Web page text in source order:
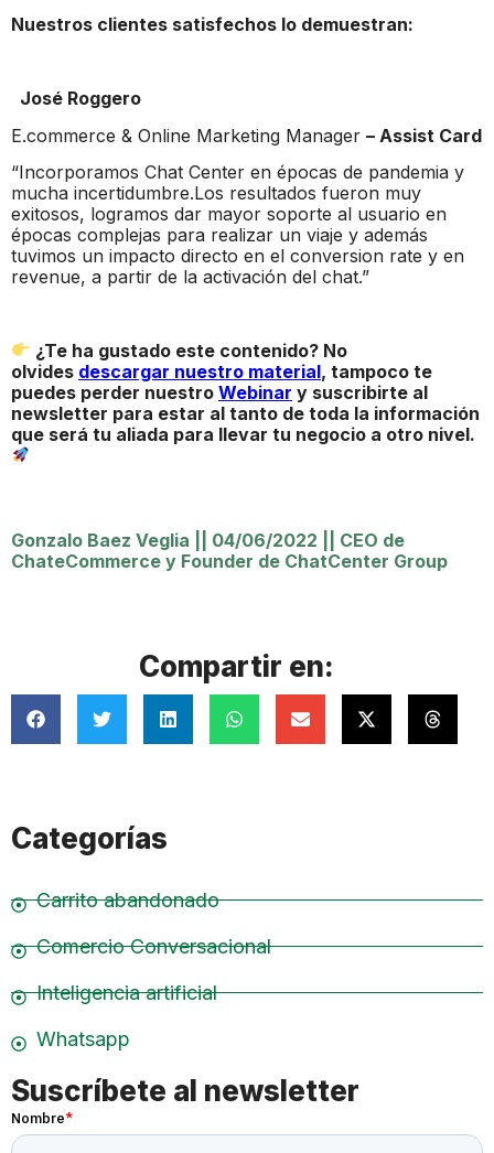
Nuestros clientes satisfechos lo demuestran:
José Roggero
E.commerce & Online Marketing Manager – Assist Card
“Incorporamos Chat Center en épocas de pandemia y
mucha incertidumbre.Los resultados fueron muy
exitosos, logramos dar mayor soporte al usuario en
épocas complejas para realizar un viaje y además
tuvimos un impacto directo en el conversion rate y en
revenue, a partir de la activación del chat.”
¿Te ha gustado este contenido? No
olvides descargar nuestro material, tampoco te
puedes perder nuestro Webinar y suscribirte al
newsletter para estar al tanto de toda la información
que será tu aliada para llevar tu negocio a otro nivel.
Gonzalo Baez Veglia 04/06/2022
CEO de
ChateCommerce y Founder de ChatCenter Group
Compartir en:
Categorías
Carrito abandonado
Comercio Conversacional
Inteligencia artificial
Whatsapp
Suscríbete al newsletter